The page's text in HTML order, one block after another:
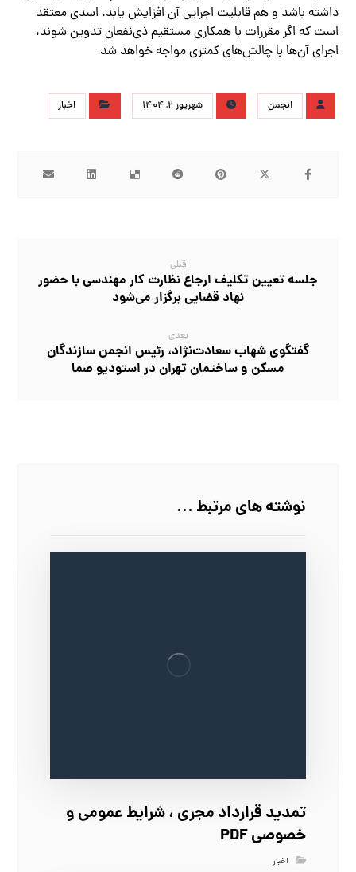
داشته باشد و هم قابلیت اجرایی آن افزایش یابد. اسدی معتقد
است که اگر مقررات با همکاری مستقیم ذی‌نفعان تدوین شوند،
اجرای آن‌ها با چالش‌های کمتری مواجه خواهد شد
انجمن شهریور ۲, ۱۴۰۴ اخبار
قبلی
جلسه تعیین تکلیف ارجاع نظارت کار مهندسی با حضور
نهاد قضایی برگزار می‌شود
بعدی
گفتگوی شهاب سعادت‌نژاد، رئیس انجمن سازندگان
مسکن و ساختمان تهران در استودیو صما
نوشته های مرتبط ...
تمدید قرارداد مجری ، شرایط عمومی و
خصوصی PDF
اخبار